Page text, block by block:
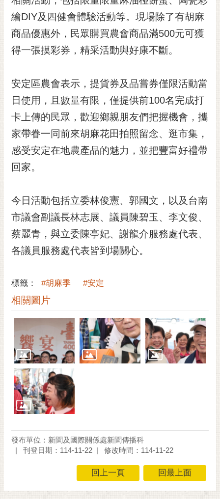
日
本
語
隱
及
安
全
政
策
網
資
放
宣
告
市
府
通
置
繪DIY及四健會體驗活動等。現場除了有胡麻
商品優惠外，民眾購買農會商品滿500元可獲
得一張摸彩券，精采活動與好康不斷。
安定區農會表示，提貨券及品嘗券僅限活動當
日使用，且數量有限，僅提供前100名完成打
卡上傳的民眾，歡迎鄉親朋友們把握機會，攜
家帶眷一同前來胡麻花田拍照留念、逛市集，
感受安定在地農產品的魅力，並把豐富好禮帶
回家。
今日活動包括立委林俊憲、郭國文，以及台南
市議會副議長林志展、議員陳碧玉、李文俊、
蔡麗青，與立委陳亭妃、謝龍介服務處代表、
各議員服務處代表皆到場關心。
標籤： #胡麻季 #安定
相關圖片
發布單位：新聞及國際關係處新聞傳播科
刊登日期：114-11-22
修改時間：114-11-22
回上一頁 回最上面